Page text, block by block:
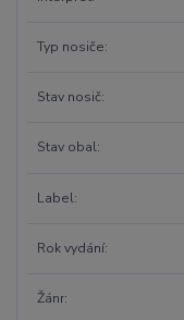
Typ nosiče
Stav nosič
Stav obal
Label
Rok vydání
Žánr